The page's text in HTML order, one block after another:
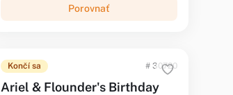
Porovnať
Končí sa # 30720
Ariel & Flounder's Birthday